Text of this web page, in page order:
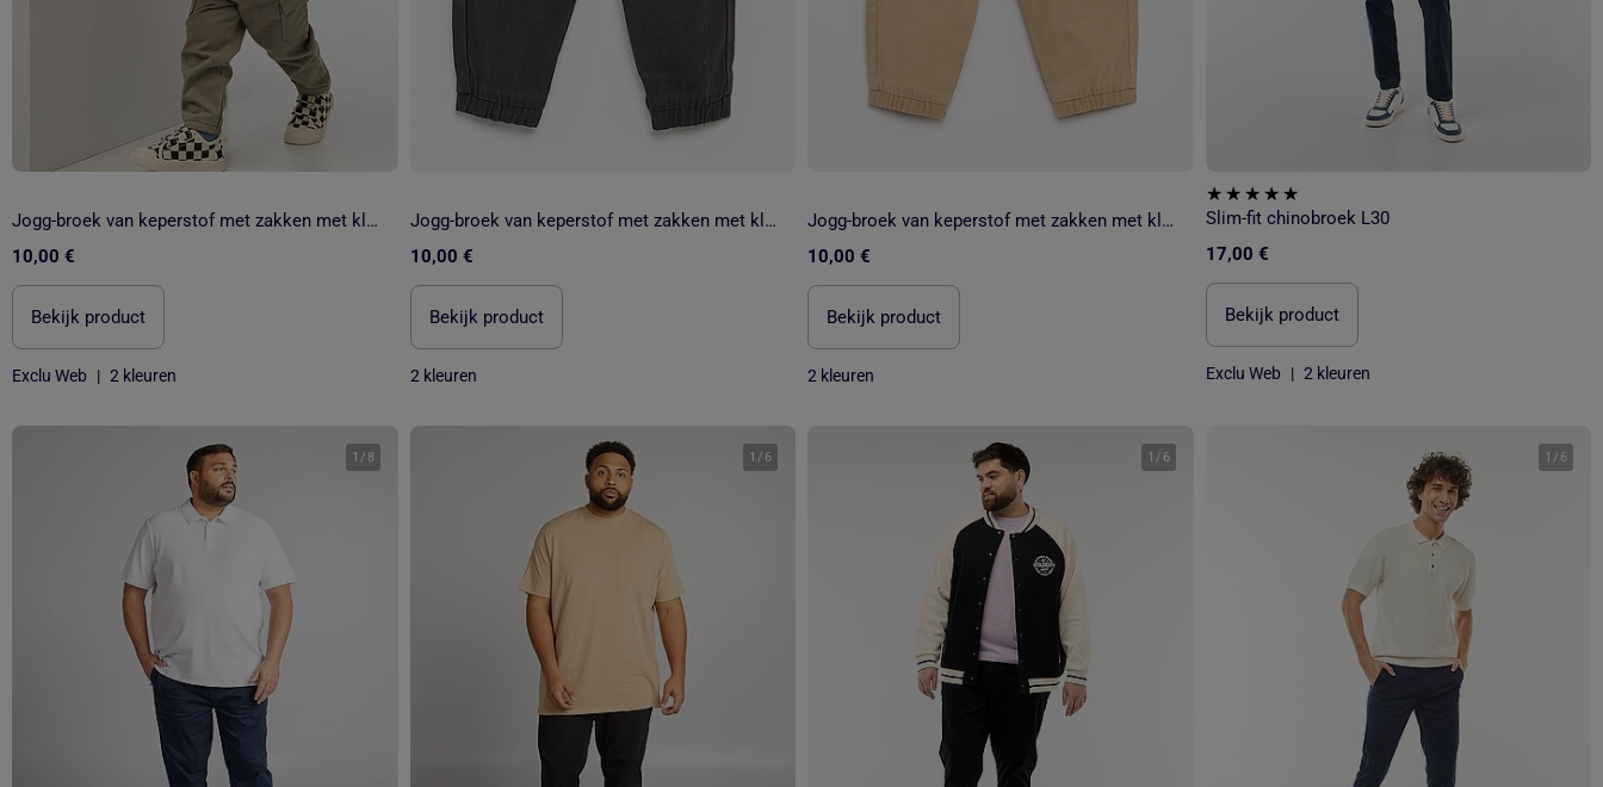
Jogg-broek van keperstof met zakken met klepje
10,00 €
Bekijk product
Exclu Web | 2 kleuren
Jogg-broek van keperstof met zakken met klepje
10,00 €
Bekijk product
2 kleuren
Jogg-broek van keperstof met zakken met klepje
10,00 €
Bekijk product
2 kleuren
Slim-fit chinobroek L30
17,00 €
Bekijk product
Exclu Web | 2 kleuren
1 / 8 1 / 6 1 / 6 1 / 6